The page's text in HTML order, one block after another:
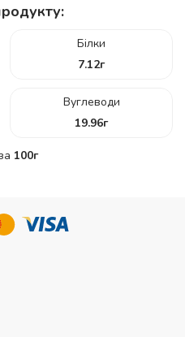
Білки
7.12г
Вуглеводи
19.96г
100г